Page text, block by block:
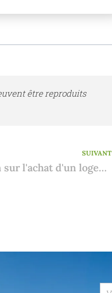
être reproduits
SUIVANT
Moment d'information sur l'achat d'un logement en Espagne